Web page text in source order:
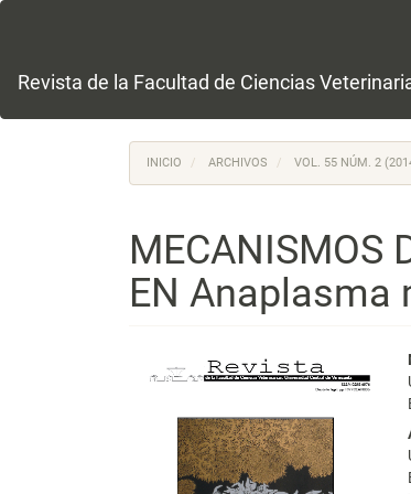
principal
lateral
Revista de la Facultad de Ciencias
INICIO ARCHIVOS VOL. 55 NÚM. 2
MECANISMOS
EN Anaplasma
Barra
artículo